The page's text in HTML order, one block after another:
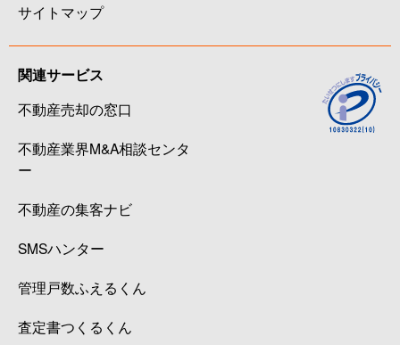
サイトマップ
関連サービス
不動産売却の窓口
不動産業界M&A相談センタ
ー
不動産の集客ナビ
SMSハンター
管理戸数ふえるくん
査定書つくるくん